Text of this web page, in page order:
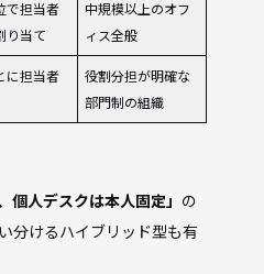
で担当者
り当て
中規模以上のオフ
ィス全般
に担当者
役割分担が明確な
部門制の組織
個人デスクは本人固定」 の
分けるハイブリッド型も有